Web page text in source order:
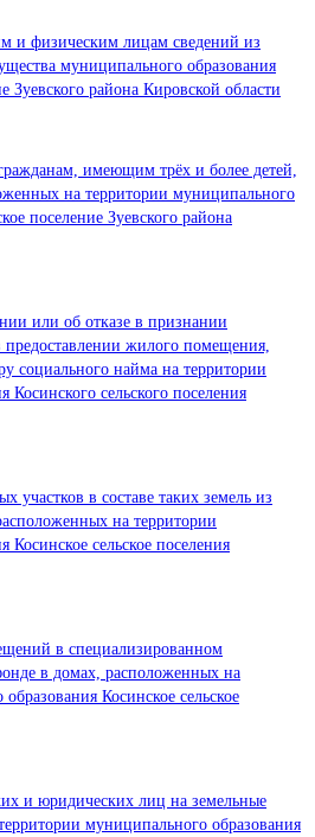
и физическим лицам сведений из
муниципального образования
Зуевского района Кировской области
имеющим трёх и более детей,
на территории муниципального
поселение Зуевского района
или об отказе в признании
жилого помещения,
социального найма на территории
Косинского сельского поселения
участков в составе таких земель из
на территории
Косинское сельское поселения
в специализированном
в домах, расположенных на
Косинское сельское
и юридических лиц на земельные
муниципального образования